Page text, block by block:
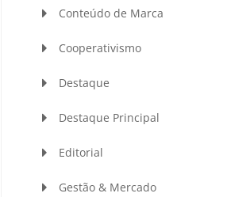
Conteúdo de Marca
Cooperativismo
Destaque
Destaque Principal
Editorial
Gestão & Mercado